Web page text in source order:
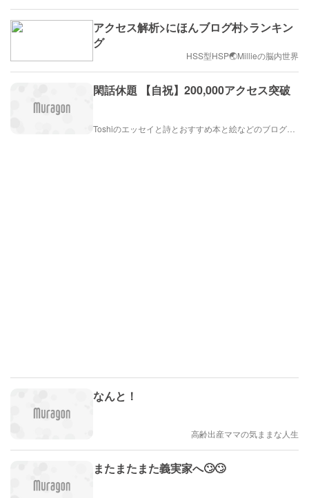
アクセス解析>にほんブログ村>ランキン
グ
HSS型HSP🌏Millieの脳内世界
閑話休題 【自祝】200,000アクセス突破
なんと！
高齢出産ママの気ままな人生
またまたまた義実家へ🙄🙄